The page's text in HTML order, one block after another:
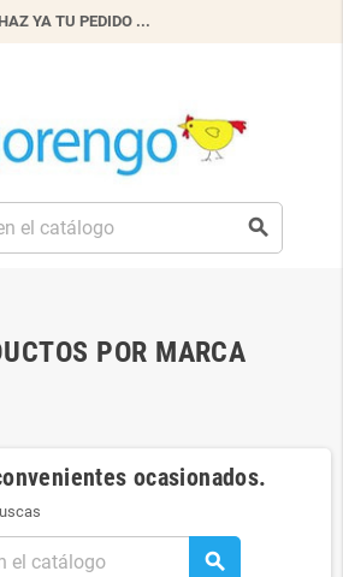
YA TU PEDIDO ...
search
POR MARCA
ocasionados.
search